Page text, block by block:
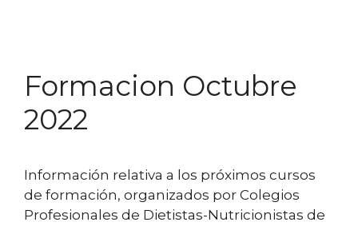
Formacion Octubre
2022
Información relativa a los próximos cursos
de formación, organizados por Colegios
Profesionales de Dietistas-Nutricionistas de